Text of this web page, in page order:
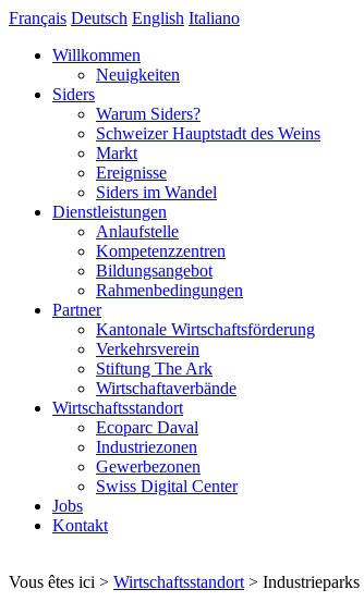
Français Deutsch English Italiano
Willkommen
Neuigkeiten
Siders
Warum Siders?
Schweizer Hauptstadt des Weins
Markt
Ereignisse
Siders im Wandel
Dienstleistungen
Anlaufstelle
Kompetenzzentren
Bildungsangebot
Rahmenbedingungen
Partner
Kantonale Wirtschaftsförderung
Verkehrsverein
Stiftung The Ark
Wirtschaftaverbände
Wirtschaftsstandort
Ecoparc Daval
Industriezonen
Gewerbezonen
Swiss Digital Center
Jobs
Kontakt
Vous êtes ici > Wirtschaftsstandort > Industrieparks